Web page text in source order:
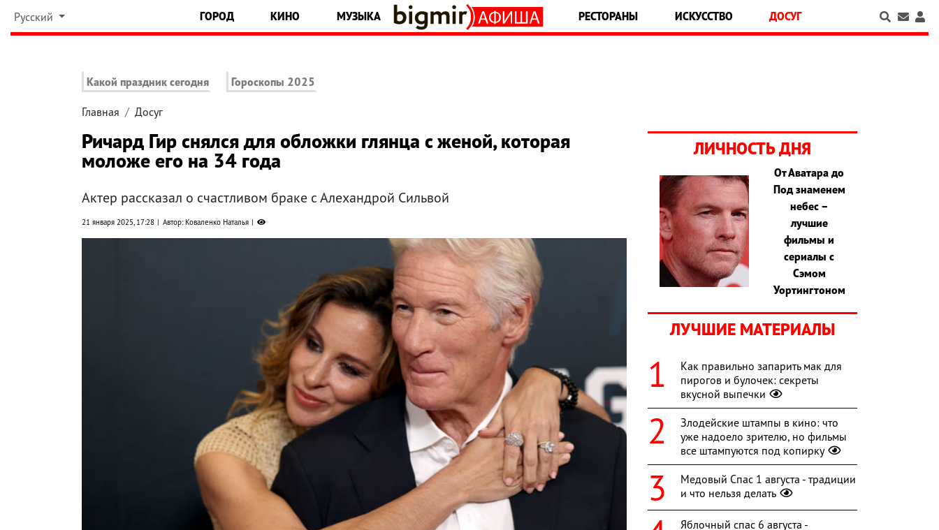
Русский ГОРОД КИНО МУЗЫКА РЕСТОРАНЫ ИСКУССТВО ДОСУГ
Какой праздник сегодня Гороскопы 2025
Главная Досуг
Ричард Гир снялся для обложки глянца с женой, которая
моложе его на 34 года
Актер рассказал о счастливом браке с Алехандрой Сильвой
21 января 2025, 17:28 Автор: Коваленко Наталья
ЛИЧНОСТЬ ДНЯ
От Аватара до
Под знаменем
небес –
лучшие
фильмы и
сериалы с
Сэмом
Уортингтоном
ЛУЧШИЕ МАТЕРИАЛЫ
Как правильно запарить мак для
пирогов и булочек: секреты
вкусной выпечки
Злодейские штампы в кино: что
уже надоело зрителю, но фильмы
все штампуются под копирку
Медовый Спас 1 августа - традиции
и что нельзя делать
Яблочный спас 6 августа -